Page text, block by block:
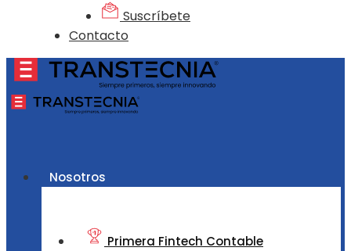
Suscríbete
Contacto
Nosotros
Primera Fintech Contable